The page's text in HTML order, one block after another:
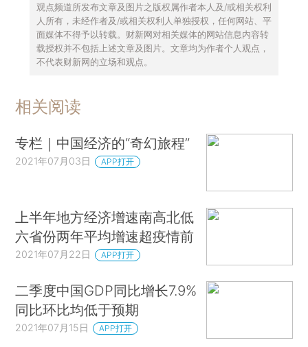
观点频道所发布文章及图片之版权属作者本人及/或相关权利
人所有，未经作者及/或相关权利人单独授权，任何网站、平
面媒体不得予以转载。财新网对相关媒体的网站信息内容转
载授权并不包括上述文章及图片。文章均为作者个人观点，
不代表财新网的立场和观点。
相关阅读
专栏｜中国经济的“奇幻旅程”
2021年07月03日 APP打开
上半年地方经济增速南高北低
六省份两年平均增速超疫情前
2021年07月22日 APP打开
二季度中国GDP同比增长7.9%
同比环比均低于预期
2021年07月15日 APP打开